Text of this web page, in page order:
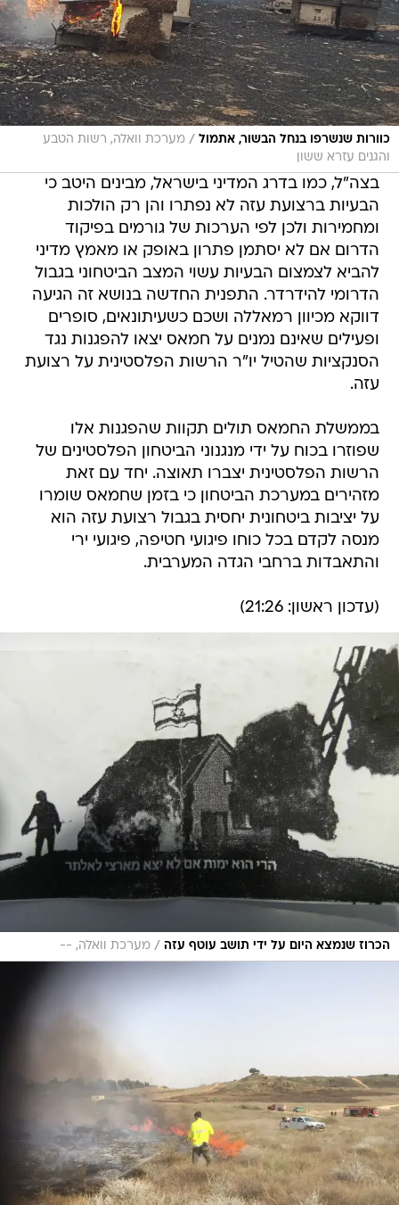
כוורות שנשרפו בנחל הבשור, אתמול / מערכת וואלה, רשות הטבע
והגנים עזרא ששון
בצה"ל, כמו בדרג המדיני בישראל, מבינים היטב כי
הבעיות ברצועת עזה לא נפתרו והן רק הולכות
ומחמירות ולכן לפי הערכות של גורמים בפיקוד
הדרום אם לא יסתמן פתרון באופק או מאמץ מדיני
להביא לצמצום הבעיות עשוי המצב הביטחוני בגבול
הדרומי להידרדר. התפנית החדשה בנושא זה הגיעה
דווקא מכיוון רמאללה ושכם כשעיתונאים, סופרים
ופעילים שאינם נמנים על חמאס יצאו להפגנות נגד
הסנקציות שהטיל יו"ר הרשות הפלסטינית על רצועת
עזה.
בממשלת החמאס תולים תקוות שהפגנות אלו
שפוזרו בכוח על ידי מנגנוני הביטחון הפלסטינים של
הרשות הפלסטינית יצברו תאוצה. יחד עם זאת
מזהירים במערכת הביטחון כי בזמן שחמאס שומרו
על יציבות ביטחונית יחסית בגבול רצועת עזה הוא
מנסה לקדם בכל כוחו פיגועי חטיפה, פיגועי ירי
והתאבדות ברחבי הגדה המערבית.
(עדכון ראשון: 21:26)
הכרוז שנמצא היום על ידי תושב עוטף עזה / מערכת וואלה, --